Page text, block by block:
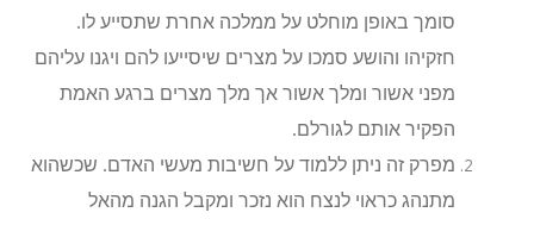
סומך באופן מוחלט על ממלכה אחרת שתסייע לו.
חזקיהו והושע סמכו על מצרים שיסייעו להם ויגנו עליהם
מפני אשור ומלך אשור אך מלך מצרים ברגע האמת
הפקיר אותם לגורלם.
מפרק זה ניתן ללמוד על חשיבות מעשי האדם. שכשהוא
מתנהג כראוי לנצח הוא נזכר ומקבל הגנה מהאל